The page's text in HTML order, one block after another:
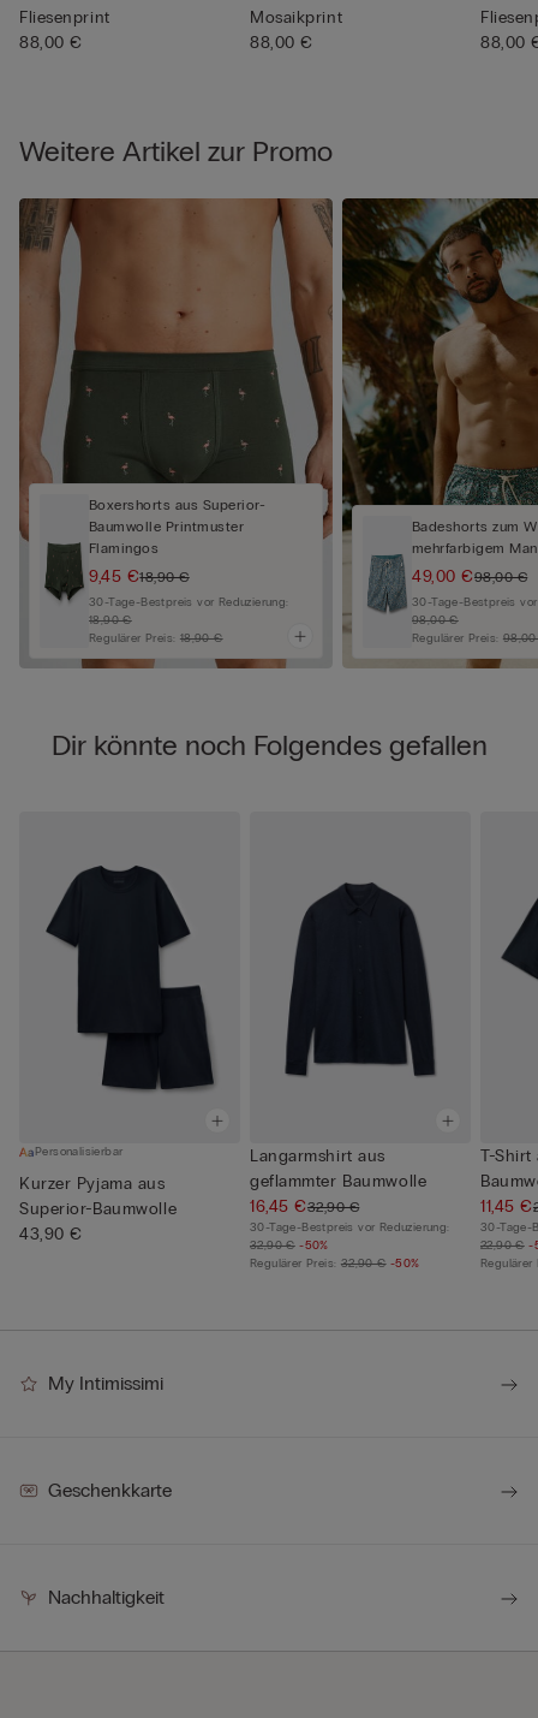
Fliesenprint
88,00 €
Mosaikprint
88,00 €
88,00
Weitere Artikel zur Promo
Boxershorts aus Superior-
Baumwolle Printmuster
Flamingos
9,45 €18,90 €
30-Tage-Bestpreis vor Reduzierung:
18,90 €
Regulärer Preis: 18,90 €
Badeshorts zum
mehrfarbigem
49,00 €98,00 €
30-Tage-Bestpreis
98,00 €
Regulärer Preis:
Dir könnte noch Folgendes gefallen
Personalisierbar
Kurzer Pyjama aus
Superior-Baumwolle
43,90 €
Langarmshirt aus
geflammter Baumwolle
16,45 €32,90 €
30-Tage-Bestpreis vor Reduzierung:
32,90 € -50%
Regulärer Preis: 32,90 € -50%
T-Shirt
11,45 €
30-Tage-
22,90 € -
My Intimissimi
Geschenkkarte
Nachhaltigkeit